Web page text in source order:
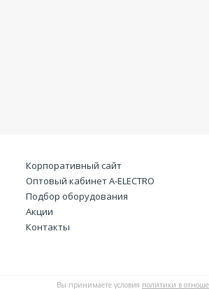
Корпоративный сайт
Оптовый кабинет А-ELECTRO
Подбор оборудования
Акции
Контакты
Вы принимаете условия политики в